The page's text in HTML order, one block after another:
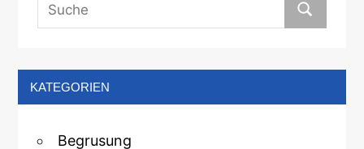
KATEGORIEN
Begrusung